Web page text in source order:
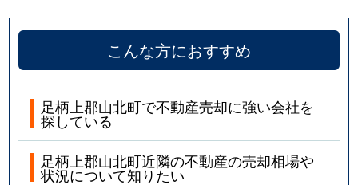
こんな方におすすめ
足柄上郡山北町で不動産売却に強い会社を
探している
足柄上郡山北町近隣の不動産の売却相場や
状況について知りたい